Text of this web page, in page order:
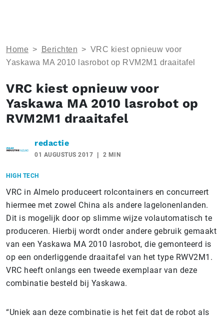
Home > Berichten > VRC kiest opnieuw voor
Yaskawa MA 2010 lasrobot op RVM2M1 draaitafel
VRC kiest opnieuw voor
Yaskawa MA 2010 lasrobot op
RVM2M1 draaitafel
redactie
01 AUGUSTUS 2017 2 MIN
HIGH TECH
VRC in Almelo produceert rolcontainers en concurreert
hiermee met zowel China als andere lagelonenlanden.
Dit is mogelijk door op slimme wijze volautomatisch te
produceren. Hierbij wordt onder andere gebruik gemaakt
van een Yaskawa MA 2010 lasrobot, die gemonteerd is
op een onderliggende draaitafel van het type RWV2M1.
VRC heeft onlangs een tweede exemplaar van deze
combinatie besteld bij Yaskawa.
“Uniek aan deze combinatie is het feit dat de robot als